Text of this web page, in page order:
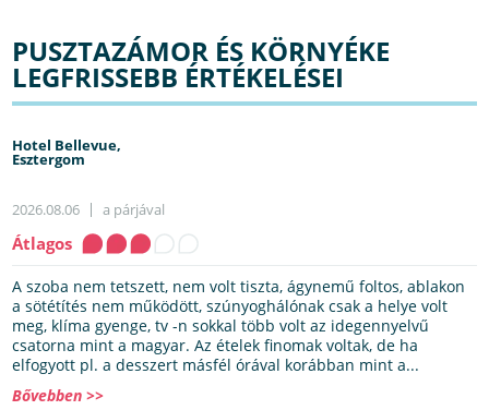
PUSZTAZÁMOR ÉS KÖRNYÉKE
LEGFRISSEBB ÉRTÉKELÉSEI
Hotel Bellevue,
Esztergom
2026.08.06 a párjával
Átlagos
A szoba nem tetszett, nem volt tiszta, ágynemű foltos, ablakon
a sötétítés nem működött, szúnyoghálónak csak a helye volt
meg, klíma gyenge, tv -n sokkal több volt az idegennyelvű
csatorna mint a magyar. Az ételek finomak voltak, de ha
elfogyott pl. a desszert másfél órával korábban mint a...
Bővebben >>